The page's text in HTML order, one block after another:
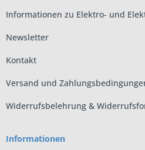
Informationen zu Elektro- und
Newsletter
Kontakt
Versand und
Widerrufsbelehrung &
Informationen